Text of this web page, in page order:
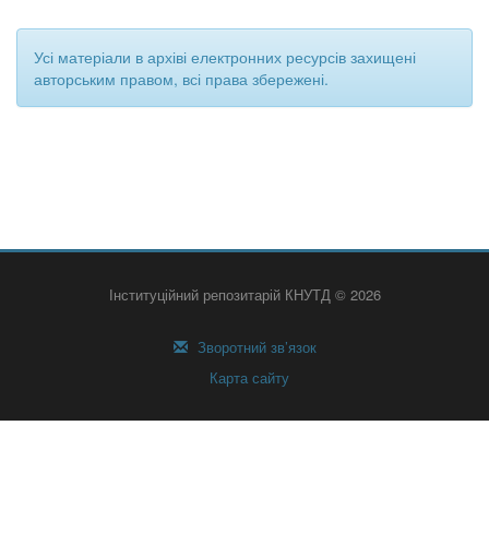
Усі матеріали в архіві електронних ресурсів захищені
авторським правом, всі права збережені.
Інституційний репозитарій КНУТД © 2026
Зворотний зв’язок
Карта сайту